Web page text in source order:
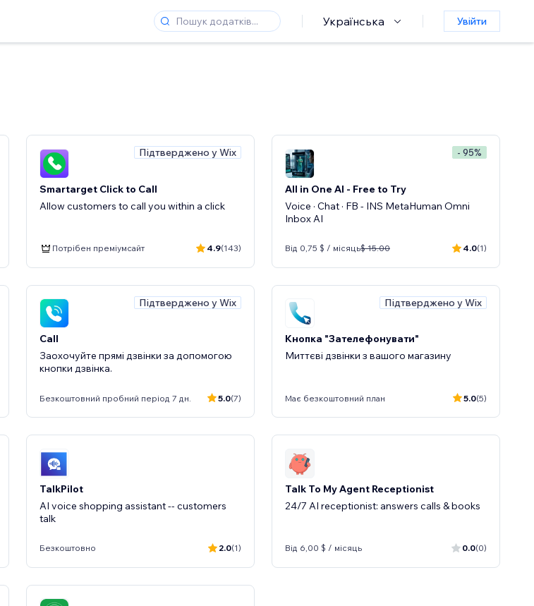
Українська Увійти
Підтверджено у Wix
Smartarget Click to Call
Allow customers to call you within a click
Потрібен преміумсайт 4.9(143)
- 95%
All in One AI - Free to Try
Voice · Chat · FB - INS MetaHuman Omni
Inbox AI
Від 0,75 $ / місяць$ 15.00 4.0(1)
Підтверджено у Wix
Call
Заохочуйте прямі дзвінки за допомогою
кнопки дзвінка.
Безкоштовний пробний період 7 дн. 5.0(7)
Підтверджено у Wix
Кнопка "Зателефонувати"
Миттєві дзвінки з вашого магазину
Має безкоштовний план 5.0(5)
TalkPilot
AI voice shopping assistant -- customers
talk
Безкоштовно 2.0(1)
Talk To My Agent Receptionist
24/7 AI receptionist: answers calls & books
Від 6,00 $ / місяць 0.0(0)